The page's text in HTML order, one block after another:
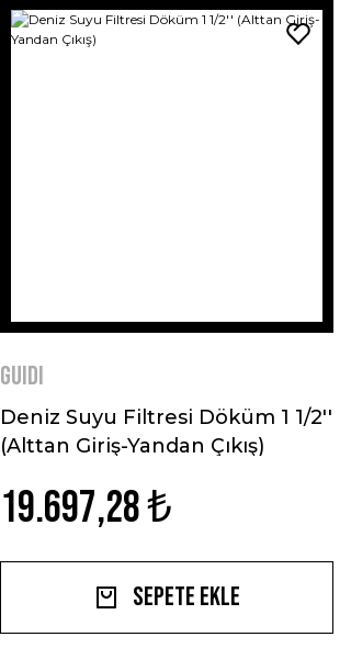
GUIDI
Deniz Suyu Filtresi Döküm 1 1/2''
(Alttan Giriş-Yandan Çıkış)
19.697,28 ₺
Sepete Ekle